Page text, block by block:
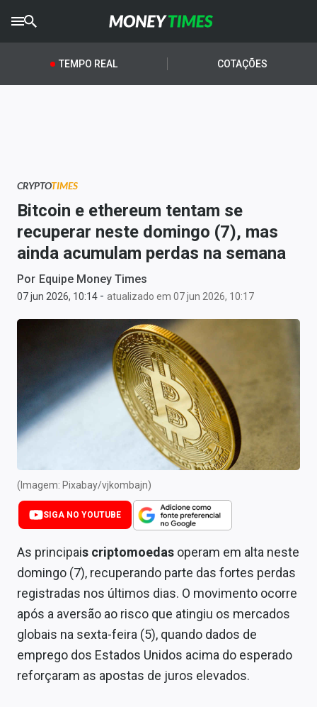
CRYPTOTIMES
AGROTIMES
Newsletters
Anuncie
Últimas Notícias
Comprar ou vender?
Carteiras Recomendadas
Central de Fundos Imobiliários
Central dos IPOs
Renda Fixa
Finanças Pessoais
Mercados
Economia
Empresas
TEMPO REAL COTAÇÕES
CRYPTOTIMES
Bitcoin e ethereum tentam se
recuperar neste domingo (7), mas
ainda acumulam perdas na semana
Por Equipe Money Times
07 jun 2026, 10:14 - atualizado em 07 jun 2026, 10:17
(Imagem: Pixabay/vjkombajn)
SIGA NO YOUTUBE
As principais criptomoedas operam em alta neste
domingo (7), recuperando parte das fortes perdas
registradas nos últimos dias. O movimento ocorre
após a aversão ao risco que atingiu os mercados
globais na sexta-feira (5), quando dados de
emprego dos Estados Unidos acima do esperado
reforçaram as apostas de juros elevados.